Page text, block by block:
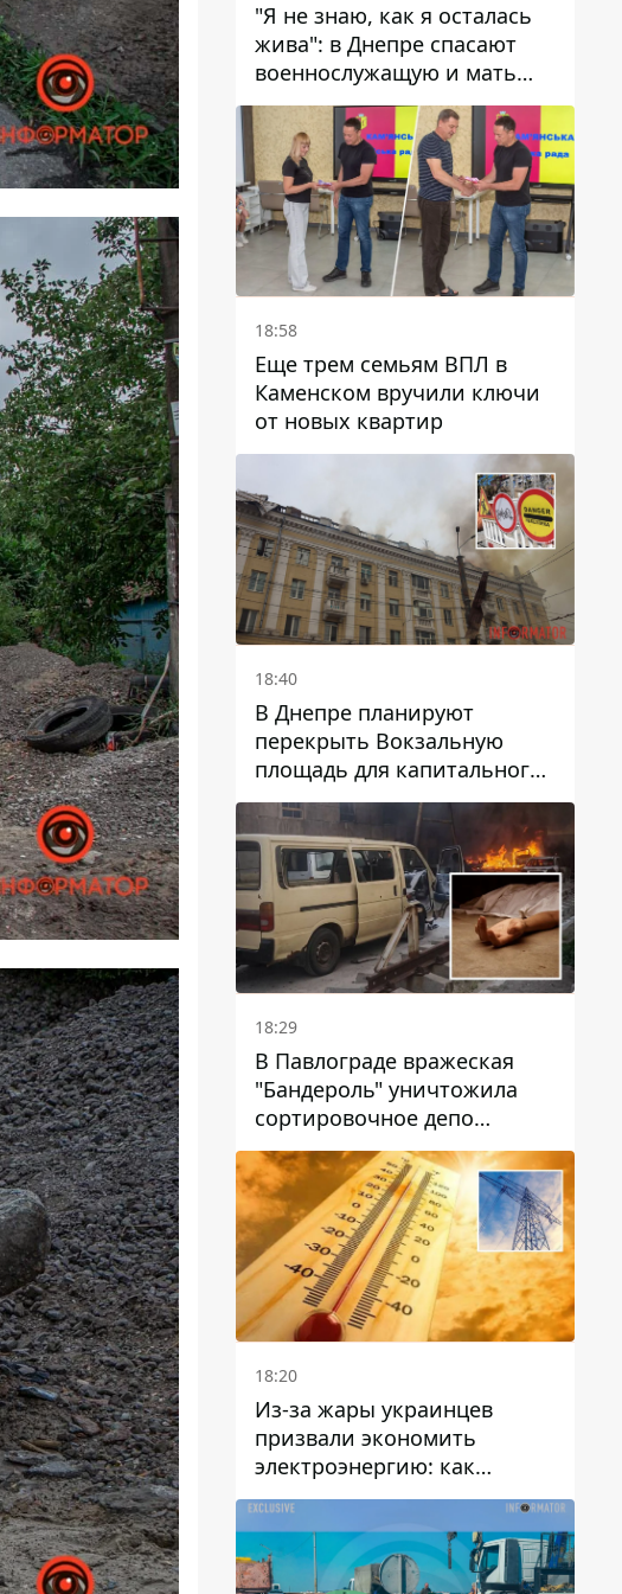
"Я не знаю, как я осталась
жива": в Днепре спасают
военнослужащую и мать
четверых детей, которую
ранил КАБ
18:58
Еще трем семьям ВПЛ в
Каменском вручили ключи
от новых квартир
18:40
В Днепре планируют
перекрыть Вокзальную
площадь для капитального
ремонта дома, в который
попала вражеская ракета:
какие сроки
18:29
В Павлограде вражеская
"Бандероль" уничтожила
сортировочное депо
"Укрпошти" и убила двух
работниц
18:20
Из-за жары украинцев
призвали экономить
электроэнергию: как
избежать перегрузки сетей